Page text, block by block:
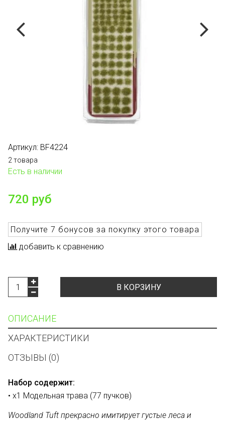
Артикул: BF4224
2 товара
Есть в наличии
720 руб
Получите 7 бонусов за покупку этого товара
добавить к сравнению
В КОРЗИНУ
ОПИСАНИЕ
ХАРАКТЕРИСТИКИ
ОТЗЫВЫ (0)
Набор содержит:
• х1 Модельная трава (77 пучков)
Woodland Tuft прекрасно имитирует густые леса и